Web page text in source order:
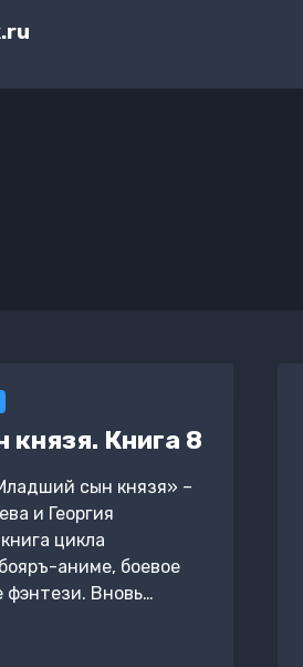
Книга 8
сын князя» –
и Георгия
цикла
аниме, боевое
фэнтези. Вновь…